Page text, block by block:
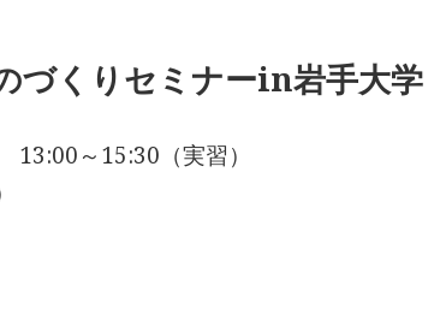
づくりセミナーin岩手大学
～15:30（実習）